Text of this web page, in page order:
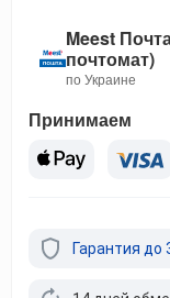
Meest
почтомат)
по Украине
Принимаем
Гарантия до